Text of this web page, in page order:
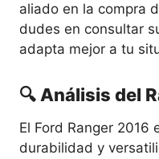
aliado en la compra
dudes en consultar
adapta mejor a tu
🔍 Análisis del
El Ford Ranger 2016
durabilidad y